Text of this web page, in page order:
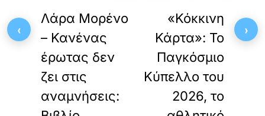
Λάρα Μορένο
– Κανένας
έρωτας δεν
ζει στις
αναμνήσεις:
«Κόκκινη
Κάρτα»: Το
Παγκόσμιο
Κύπελλο του
2026, το
‹ ›